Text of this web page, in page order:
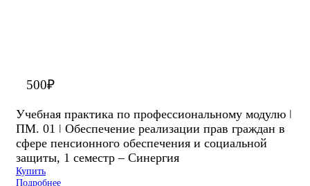
500₽
Учебная практика по профессиональному модулю ǀ
ПМ. 01 ǀ Обеспечение реализации прав граждан в
сфере пенсионного обеспечения и социальной
защиты, 1 семестр – Синергия
Купить
Подробнее